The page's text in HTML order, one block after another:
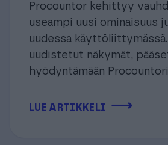
Procountor kehittyy
useampi uusi ominaisuus
uudessa
uudistetut näkymät,
hyödyntämään
LUE ARTIKKELI ⟶